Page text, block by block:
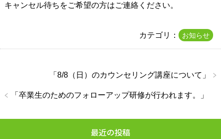
キャンセル待ちをご希望の方はご連絡ください。
カテゴリ： お知らせ
「8/8（日）のカウンセリング講座について 」
「 卒業生のためのフォローアップ研修が行われます。 」
最近の投稿